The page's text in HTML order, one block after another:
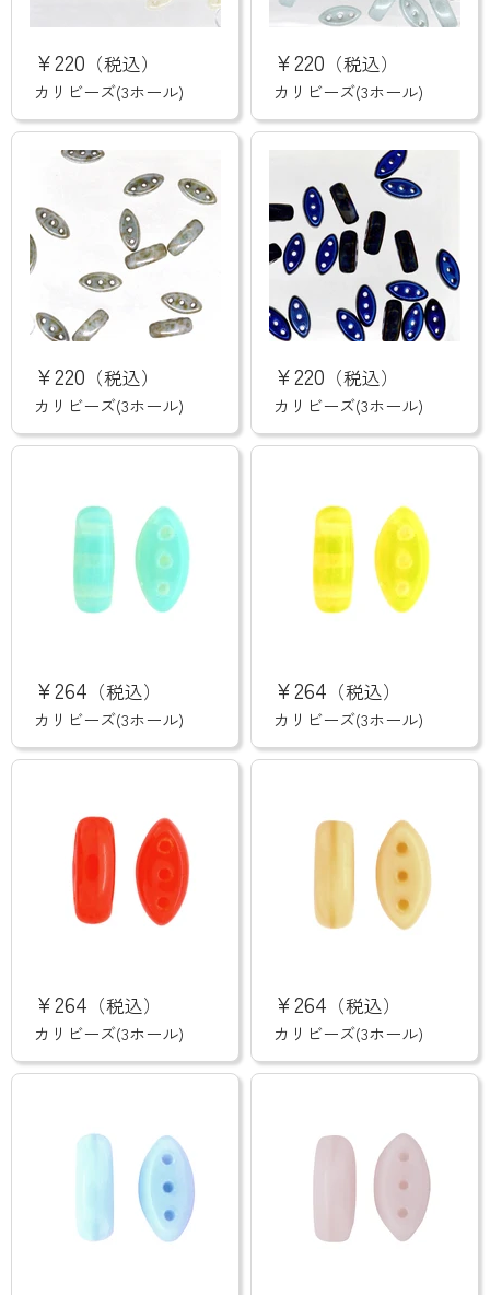
カ
リ
ビ
ー
ズ
(3
ホ
¥220 （税込）
カリビーズ(3ホール)
リ
ビ
ー
ズ
(3
ホ
ー
¥220 （税込）
カリビーズ(3ホール)
リ
ビ
ー
ズ
(3
ホ
¥220 （税込）
カリビーズ(3ホール)
カ
リ
ビ
ー
ズ
(3
ホ
¥220 （税込）
カリビーズ(3ホール)
リ
ビ
ー
ズ
(3
ホ
¥264 （税込）
カリビーズ(3ホール)
リ
ビ
ー
ズ
(3
ホ
¥264 （税込）
カリビーズ(3ホール)
リ
ビ
ー
ズ
(3
ホ
¥264 （税込）
カリビーズ(3ホール)
リ
ビ
ー
ズ
(3
ホ
¥264 （税込）
カリビーズ(3ホール)